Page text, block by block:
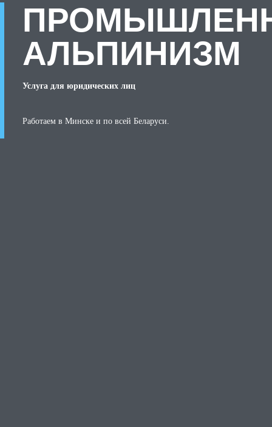
АЛЬПИНИЗМ
Услуга для юридических лиц
Работаем в Минске и по всей Беларуси.